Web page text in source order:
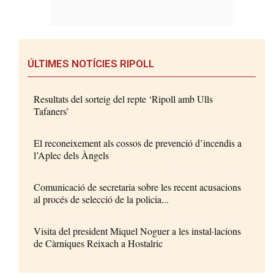
ÚLTIMES NOTÍCIES RIPOLL
Resultats del sorteig del repte ‘Ripoll amb Ulls
Tafaners’
El reconeixement als cossos de prevenció d’incendis a
l’Aplec dels Àngels
Comunicació de secretaria sobre les recent acusacions
al procés de selecció de la policia...
Visita del president Miquel Noguer a les instal·lacions
de Càrniques Reixach a Hostalric